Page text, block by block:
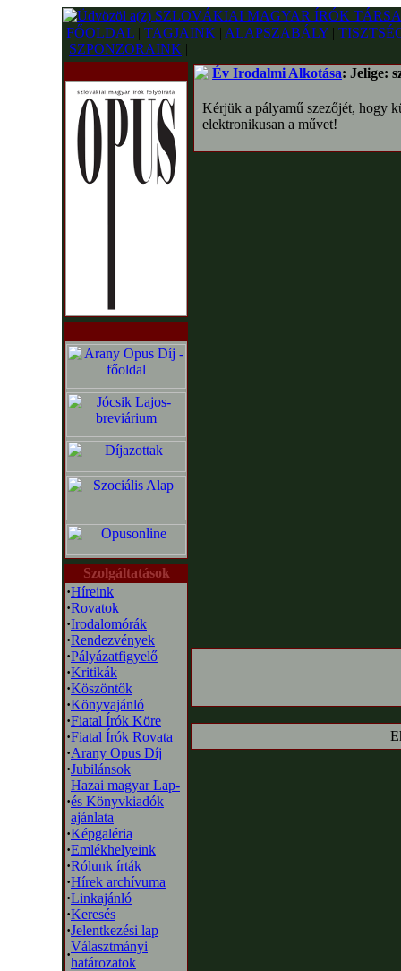
FŐOLDAL | TAGJAINK | ALAPSZABÁLY |
| SZPONZORAINK |
Szolgáltatások
·Híreink
·Rovatok
·Irodalomórák
·Rendezvények
·Pályázatfigyelő
·Kritikák
·Köszöntők
·Könyvajánló
·Fiatal Írók Köre
·Fiatal Írók Rovata
·Arany Opus Díj
·Jubilánsok
·
Hazai magyar Lap-
és Könyvkiadók
ajánlata
·Képgaléria
·Emlékhelyeink
·Rólunk írták
·Hírek archívuma
·Linkajánló
·Keresés
·Jelentkezési lap
·
Választmányi
határozatok
Év Irodalmi Alkotása: Jelige:
Kérjük a pályamű szezőjét, hogy
elektronikusan a művet!